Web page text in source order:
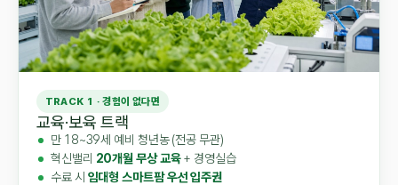
TRACK 1 · 경험이 없다면
교육·보육 트랙
만 18~39세 예비 청년농 (전공 무관)
혁신밸리 20개월 무상 교육+ 경영실습
수료 시 임대형 스마트팜 우선 입주권